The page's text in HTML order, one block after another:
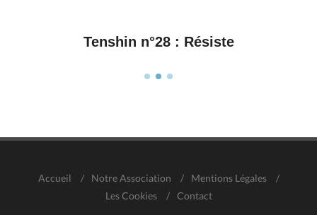
Tenshin n°28 : Résiste
Accueil / Notre Association / Mentions Légales
/
Les Cookies
/ Contact